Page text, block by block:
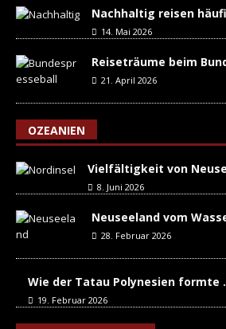
Nachhaltig reisen
14. Mai 2026
Reiseträume beim
21. April 2026
OZEANIEN
Vielfältigkeit von
8. Juni 2026
Neuseeland vom
28. Februar 2026
Wie der Tatau Polynesien formte
19. Februar 2026